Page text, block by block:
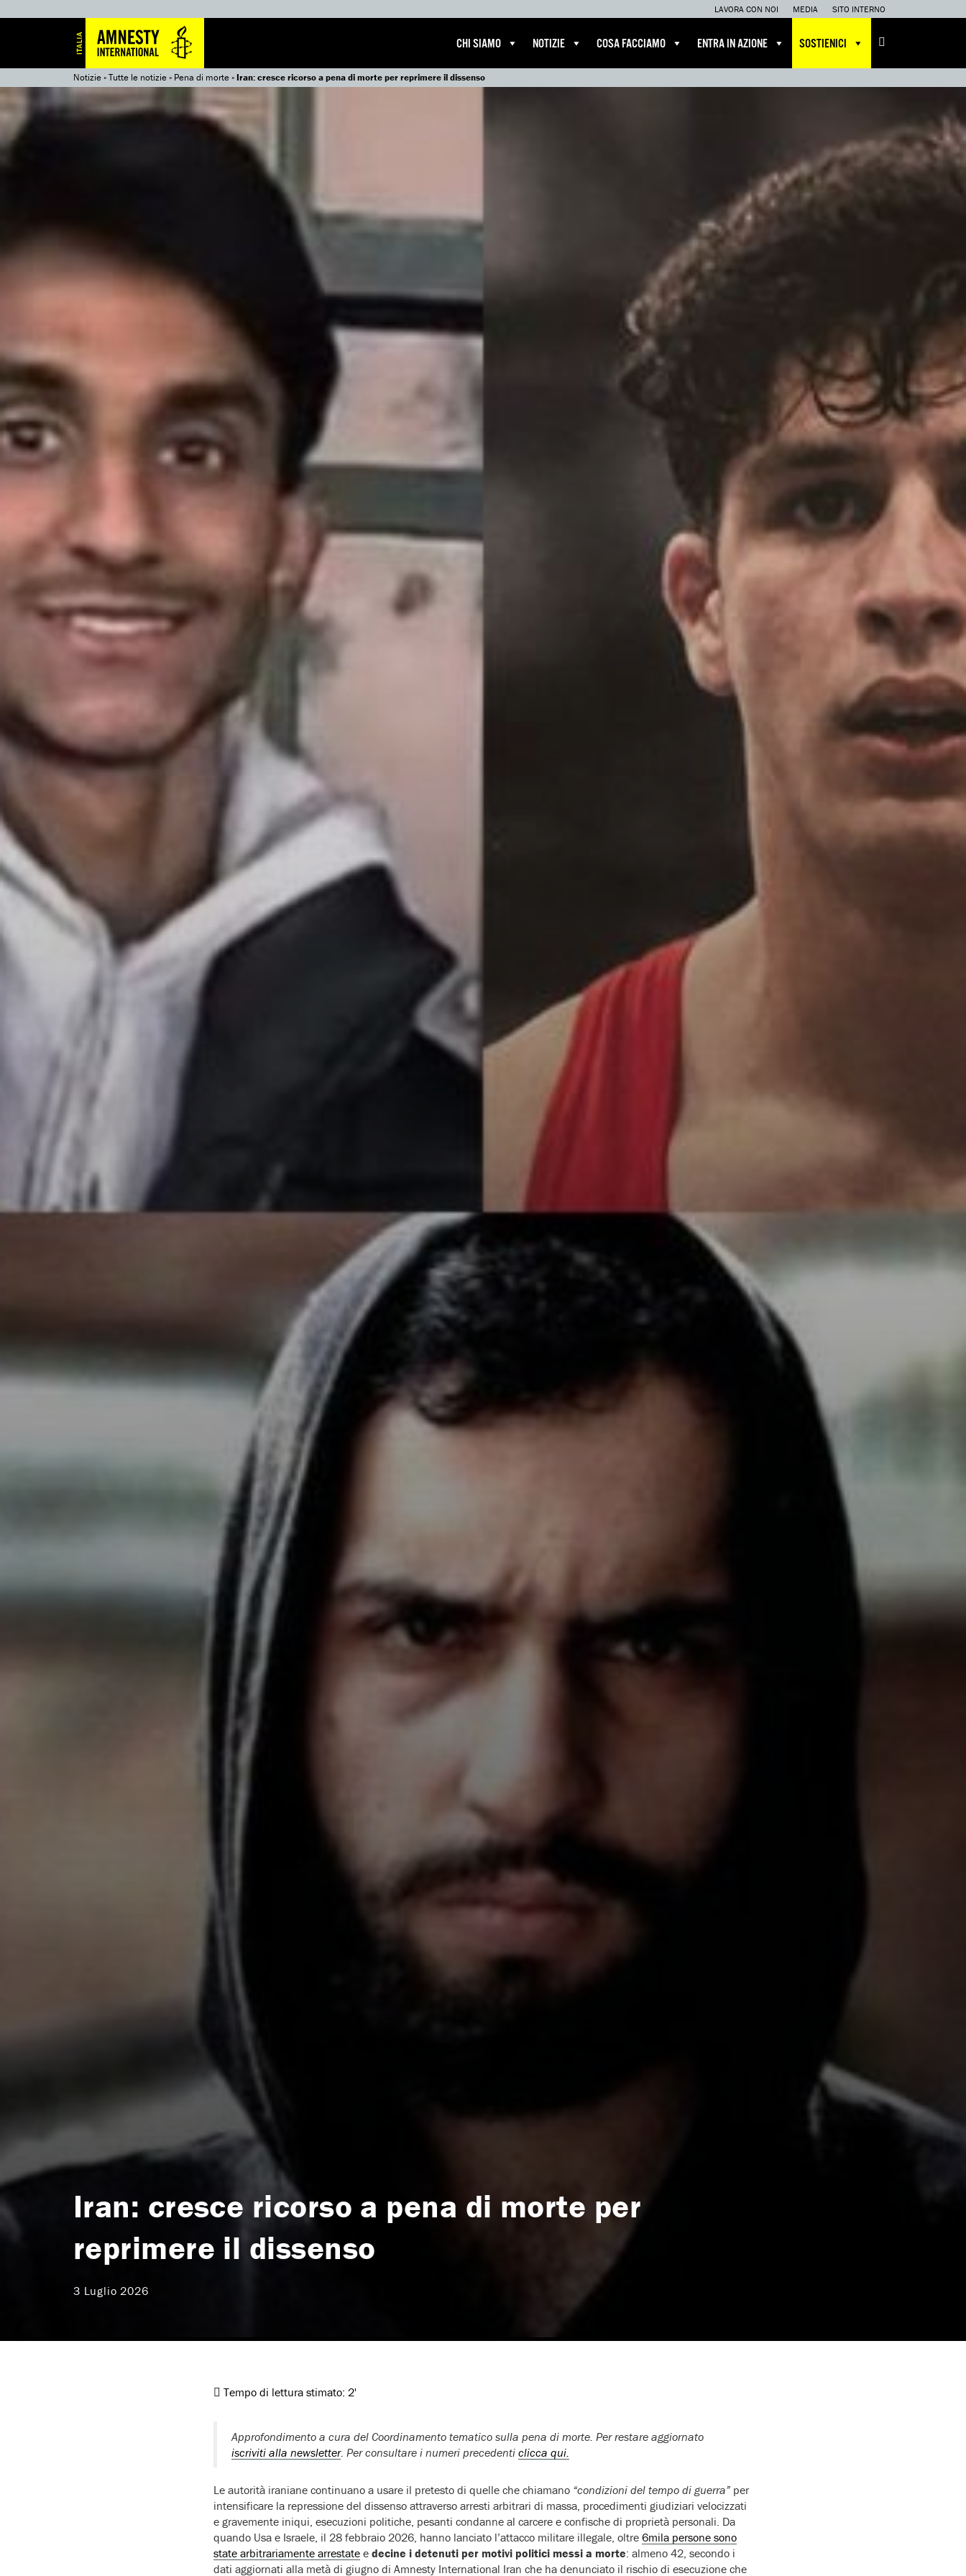
LAVORA CON NOI MEDIA SITO INTERNO
CHI SIAMO NOTIZIE COSA FACCIAMO ENTRA IN AZIONE SOSTIENICI
Notizie»Tutte le notizie» Pena di morte»Iran: cresce ricorso a pena di morte per reprimere il dissenso
Iran: cresce ricorso a pena di morte per
reprimere il dissenso
3 Luglio 2026
Tempo di lettura stimato: 2'
Approfondimento a cura del Coordinamento tematico sulla pena di morte. Per restare aggiornato
iscriviti alla newsletter. Per consultare i numeri precedenti clicca qui.
Le autorità iraniane continuano a usare il pretesto di quelle che chiamano “condizioni del tempo di guerra” per
intensificare la repressione del dissenso attraverso arresti arbitrari di massa, procedimenti giudiziari velocizzati
e gravemente iniqui, esecuzioni politiche, pesanti condanne al carcere e confische di proprietà personali. Da
quando Usa e Israele, il 28 febbraio 2026, hanno lanciato l’attacco militare illegale, oltre 6mila persone sono
state arbitrariamente arrestate e decine i detenuti per motivi politici messi a morte: almeno 42, secondo i
dati aggiornati alla metà di giugno di Amnesty International Iran che ha denunciato il rischio di esecuzione che